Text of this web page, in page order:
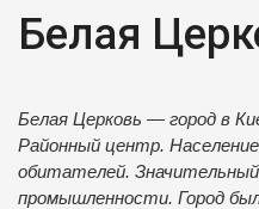
Белая
Белая Церковь — город в
Районный центр.
обитателей.
промышленности. Город